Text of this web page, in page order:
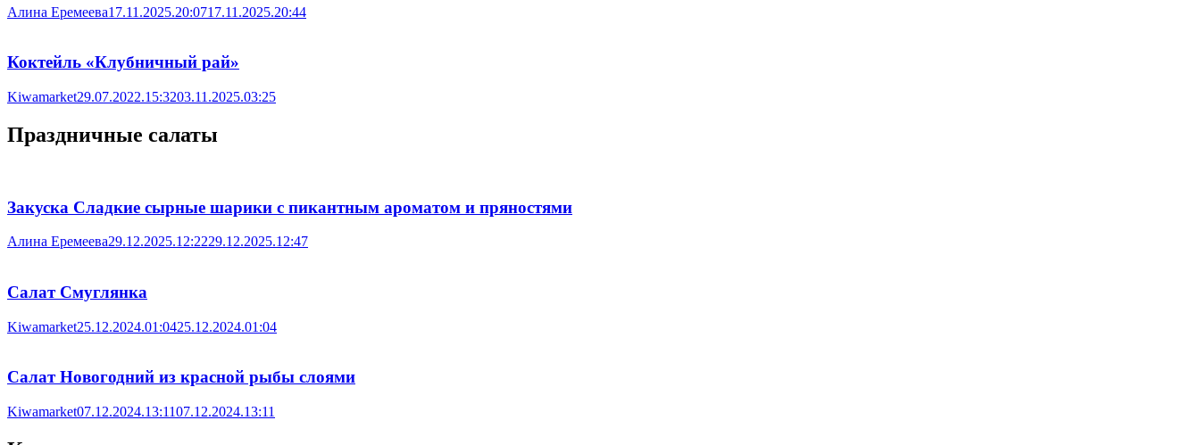
Алина Еремеева17.11.2025.20:0717.11.2025.20:44
Коктейль «Клубничный рай»
Kiwamarket29.07.2022.15:3203.11.2025.03:25
Праздничные салаты
Закуска Сладкие сырные шарики с пикантным ароматом и пряностями
Алина Еремеева29.12.2025.12:2229.12.2025.12:47
Салат Смуглянка
Kiwamarket25.12.2024.01:0425.12.2024.01:04
Салат Новогодний из красной рыбы слоями
Kiwamarket07.12.2024.13:1107.12.2024.13:11